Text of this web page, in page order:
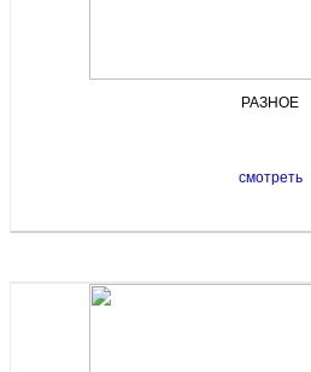
РАЗНОЕ
смотреть